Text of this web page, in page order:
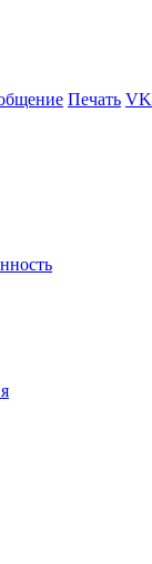
Печать VK